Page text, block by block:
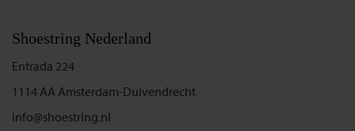
Shoestring Nederland
Entrada 224
1114 AA Amsterdam-Duivendrecht
info@shoestring.nl